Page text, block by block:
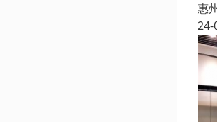
惠
24-